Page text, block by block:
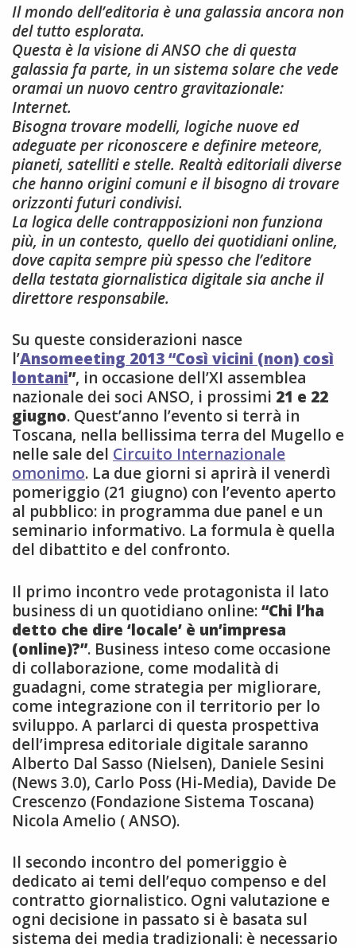
Il mondo dell’editoria è una galassia ancora non
del tutto esplorata.
Questa è la visione di ANSO che di questa
galassia fa parte, in un sistema solare che vede
oramai un nuovo centro gravitazionale:
Internet.
Bisogna trovare modelli, logiche nuove ed
adeguate per riconoscere e definire meteore,
pianeti, satelliti e stelle. Realtà editoriali diverse
che hanno origini comuni e il bisogno di trovare
orizzonti futuri condivisi.
La logica delle contrapposizioni non funziona
più, in un contesto, quello dei quotidiani online,
dove capita sempre più spesso che l’editore
della testata giornalistica digitale sia anche il
direttore responsabile.
Su queste considerazioni nasce
l’Ansomeeting 2013 “Così vicini (non) così
lontani”, in occasione dell’XI assemblea
nazionale dei soci ANSO, i prossimi 21 e 22
giugno. Quest’anno l’evento si terrà in
Toscana, nella bellissima terra del Mugello e
nelle sale del Circuito Internazionale
omonimo. La due giorni si aprirà il venerdì
pomeriggio (21 giugno) con l’evento aperto
al pubblico: in programma due panel e un
seminario informativo. La formula è quella
del dibattito e del confronto.
Il primo incontro vede protagonista il lato
business di un quotidiano online:“Chi l’ha
detto che dire ‘locale’ è un’impresa
(online)?”. Business inteso come occasione
di collaborazione, come modalità di
guadagni, come strategia per migliorare,
come integrazione con il territorio per lo
sviluppo. A parlarci di questa prospettiva
dell’impresa editoriale digitale saranno
Alberto Dal Sasso (Nielsen), Daniele Sesini
(News 3.0), Carlo Poss (Hi-Media), Davide De
Crescenzo (Fondazione Sistema Toscana)
Nicola Amelio ( ANSO).
Il secondo incontro del pomeriggio è
dedicato ai temi dell’equo compenso e del
contratto giornalistico. Ogni valutazione e
ogni decisione in passato si è basata sul
sistema dei media tradizionali: è necessario